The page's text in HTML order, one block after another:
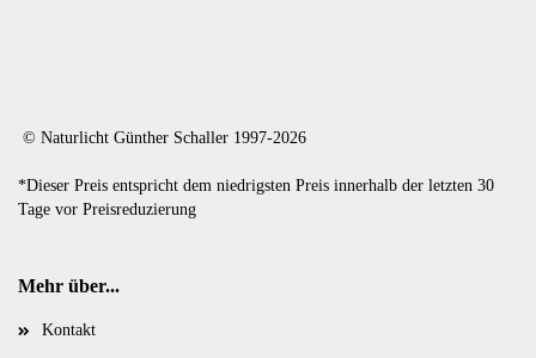
© Naturlicht Günther Schaller 1997-2026
*Dieser Preis entspricht dem niedrigsten Preis innerhalb der letzten 30
Tage vor Preisreduzierung
Mehr über...
Kontakt